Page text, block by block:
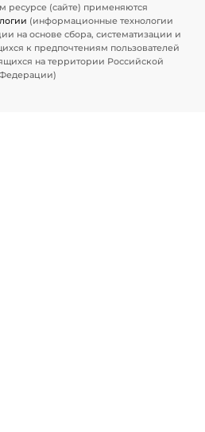
ресурсе (сайте) применяются
(информационные технологии
на основе сбора, систематизации и
к предпочтениям пользователей
на территории Российской